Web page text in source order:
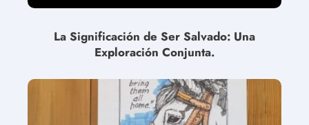
La Significación de Ser Salvado: Una
Exploración Conjunta.